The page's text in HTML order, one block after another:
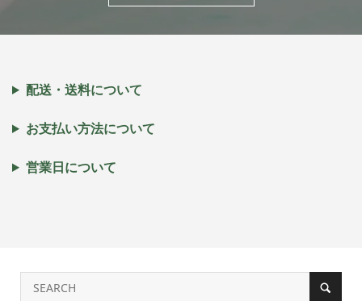
配送・送料について
お支払い方法について
営業日について